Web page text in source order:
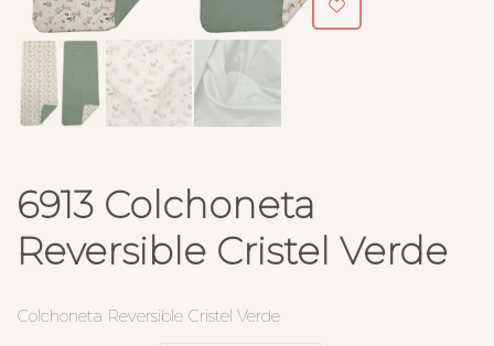
6913 Colchoneta
Reversible Cristel Verde
Colchoneta Reversible Cristel Verde